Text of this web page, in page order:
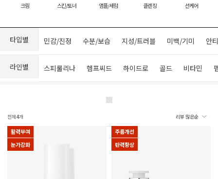
크림 스킨/토너 앰플/세럼 클렌징 선케어
타입별 민감/진정 수분/보습 지성/트러블 미백/기미 안
라인별 스피룰리나 헴프씨드 하이드로 골드 비타민
전체4개
활력부여
눈가강화
주름개선
탄력향상